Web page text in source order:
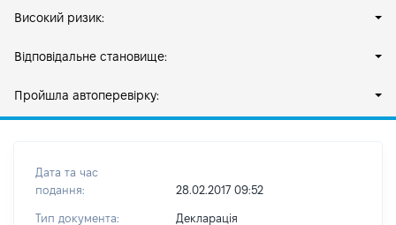
Високий ризик:
Відповідальне становище:
Пройшла автоперевірку:
Дата та час
подання:
28.02.2017 09:52
Тип документа: Декларація